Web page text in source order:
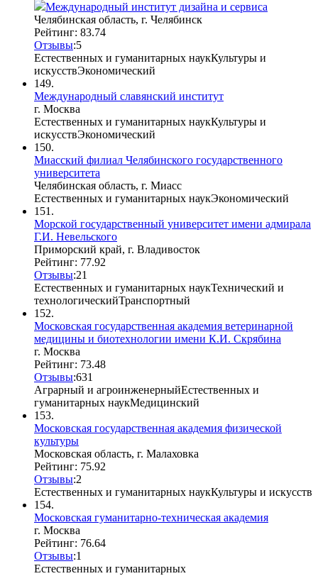
Международный институт дизайна и сервиса
Челябинская область, г. Челябинск
Рейтинг: 83.74
Отзывы:5
Естественных и гуманитарных наукКультуры и
искусствЭкономический
149.
Международный славянский институт
г. Москва
Естественных и гуманитарных наукКультуры и
искусствЭкономический
150.
Миасский филиал Челябинского государственного
университета
Челябинская область, г. Миасс
Естественных и гуманитарных наукЭкономический
151.
Морской государственный университет имени адмирала
Г.И. Невельского
Приморский край, г. Владивосток
Рейтинг: 77.92
Отзывы:21
Естественных и гуманитарных наукТехнический и
технологическийТранспортный
152.
Московская государственная академия ветеринарной
медицины и биотехнологии имени К.И. Скрябина
г. Москва
Рейтинг: 73.48
Отзывы:631
Аграрный и агроинженерныйЕстественных и
гуманитарных наукМедицинский
153.
Московская государственная академия физической
культуры
Московская область, г. Малаховка
Рейтинг: 75.92
Отзывы:2
Естественных и гуманитарных наукКультуры и искусств
154.
Московская гуманитарно-техническая академия
г. Москва
Рейтинг: 76.64
Отзывы:1
Естественных и гуманитарных